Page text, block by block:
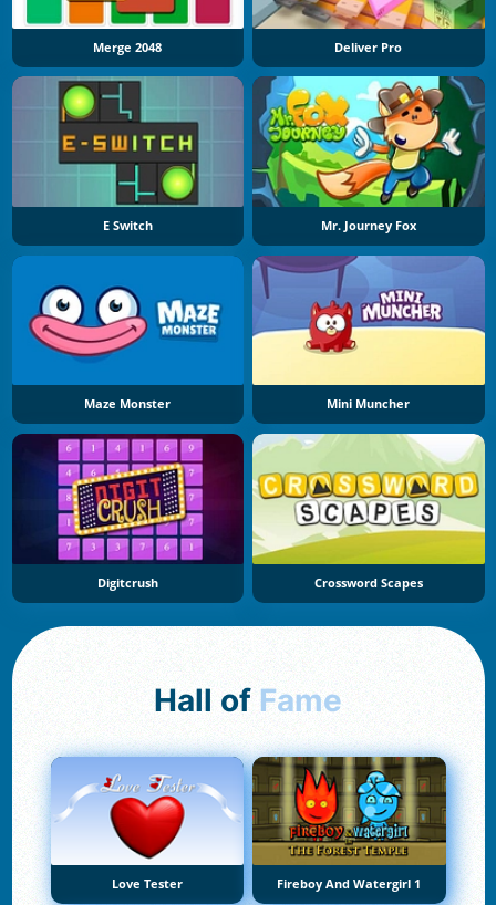
Merge 2048 Deliver Pro
E Switch Mr. Journey Fox
Maze Monster Mini Muncher
Digitcrush Crossword Scapes
Hall of Fame
Love Tester Fireboy And Watergirl 1